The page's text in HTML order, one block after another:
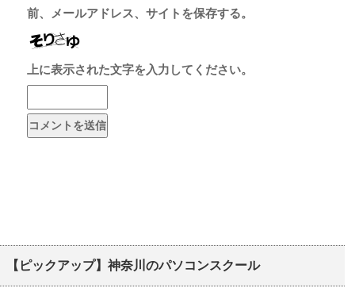
前、メールアドレス、サイトを保存する。
上に表示された文字を入力してください。
【ピックアップ】神奈川のパソコンスクール